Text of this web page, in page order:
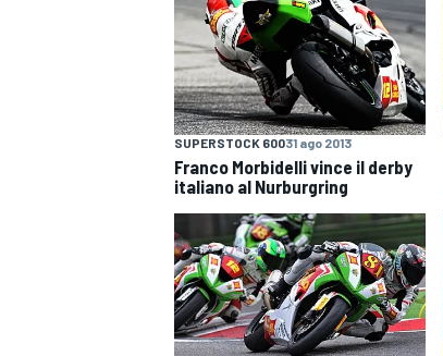
SUPERSTOCK 60031 ago 2013
Franco Morbidelli vince il derby
italiano al Nurburgring